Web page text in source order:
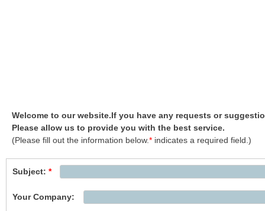
Welcome to our website.If you have any requests or
Please allow us to provide you with the best service.
(Please fill out the information below.* indicates a required field.)
Subject: *
Your Company: